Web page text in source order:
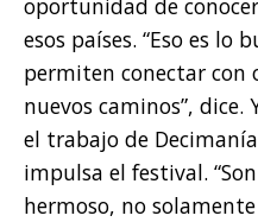
esos países. “Eso es lo
permiten conectar con
nuevos caminos”, dice.
el trabajo de
impulsa el festival.
hermoso, no